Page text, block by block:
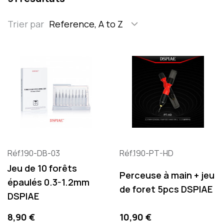
Trier par Reference, A to Z
Réf.190-DB-03
Jeu de 10 forêts
épaulés 0.3-1.2mm
DSPIAE
Preis
8,90 €
Réf.190-PT-HD
Perceuse à main + jeu
de foret 5pcs DSPIAE
Preis
10,90 €